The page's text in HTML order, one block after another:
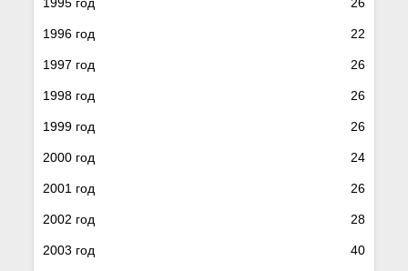
1996 год 22
1997 год 26
1998 год 26
1999 год 26
2000 год 24
2001 год 26
2002 год 28
2003 год 40